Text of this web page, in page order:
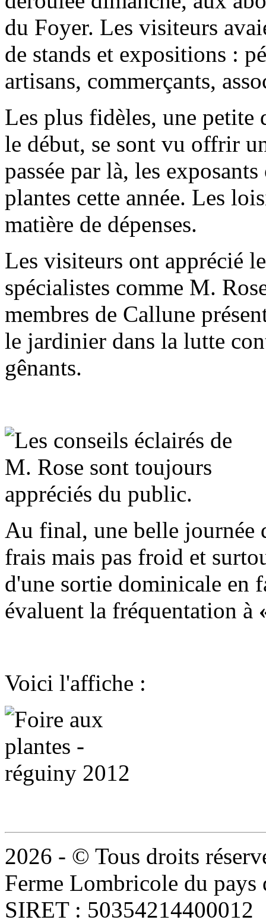
du Foyer. Les visiteurs
de stands et expositions :
artisans, commerçants,
Les plus fidèles, une petite
le début, se sont vu offrir
passée par là, les
plantes cette année. Les
matière de dépenses.
Les visiteurs ont apprécié
spécialistes comme M.
membres de Callune
le jardinier dans la lutte
gênants.
Au final, une belle journée
frais mais pas froid et
d'une sortie dominicale en
évaluent la fréquentation à
Voici l'affiche :
2026 - © Tous droits
Ferme Lombricole du pays
SIRET : 50354214400012